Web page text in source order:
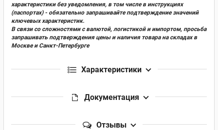
характеристики без уведомления, в том числе в инструкциях
(паспортах) - обязательно запрашивайте подтверждение значений
ключевых характеристик.
В связи со сложностями с валютой, логистикой и импортом, просьба
запрашивать подтверждения цены и наличия товара на складах в
Москве и Санкт-Петербурге
Характеристики
Документация
Отзывы